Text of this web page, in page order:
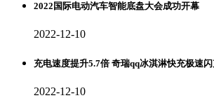
2022国际电动汽车智能底盘大会成功开幕
2022-12-10
充电速度提升5.7倍 奇瑞qq冰淇淋快充极速
2022-12-10